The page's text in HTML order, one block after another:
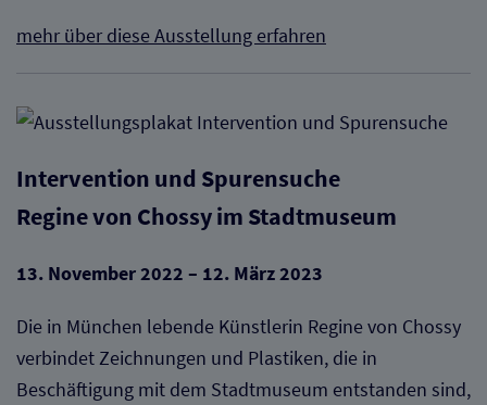
mehr über diese Ausstellung erfahren
Intervention und Spurensuche
Regine von Chossy im Stadtmuseum
13. November 2022 – 12. März 2023
Die in München lebende Künstlerin Regine von Chossy
verbindet Zeichnungen und Plastiken, die in
Beschäftigung mit dem Stadtmuseum entstanden sind,